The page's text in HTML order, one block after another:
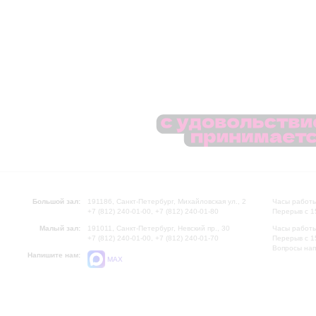
Большой зал:
191186, Санкт-Петербург, Михайловская ул., 2
+7 (812) 240-01-00, +7 (812) 240-01-80
Малый зал:
191011, Санкт-Петербург, Невский пр., 30
+7 (812) 240-01-00, +7 (812) 240-01-70
Напишите нам:
MAX
Часы
Перерыв с
Часы
Перерыв с
Вопросы